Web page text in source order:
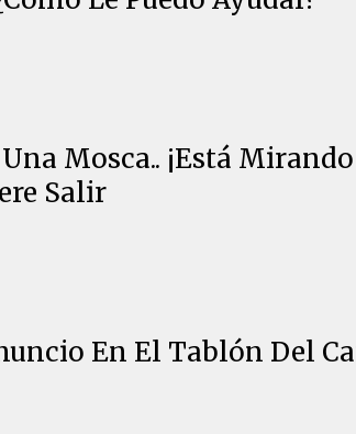
Mosca.. ¡Está
Salir
En El Tablón Del